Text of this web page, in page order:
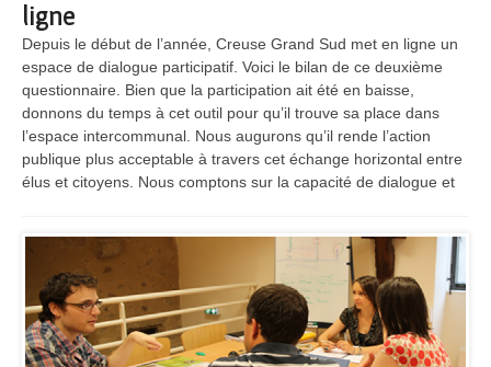
ligne
Depuis le début de l’année, Creuse Grand Sud met en ligne un
espace de dialogue participatif. Voici le bilan de ce deuxième
questionnaire. Bien que la participation ait été en baisse,
donnons du temps à cet outil pour qu’il trouve sa place dans
l’espace intercommunal. Nous augurons qu’il rende l’action
publique plus acceptable à travers cet échange horizontal entre
élus et citoyens. Nous comptons sur la capacité de dialogue et